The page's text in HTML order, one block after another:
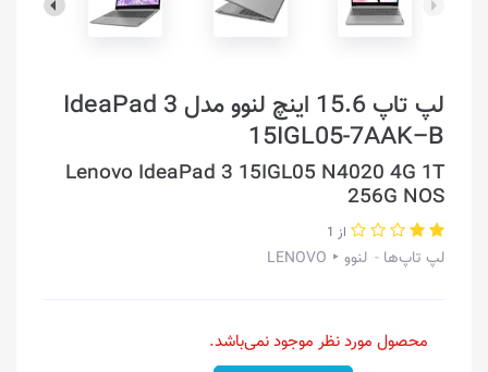
لپ تاپ 15.6 اینچ لنوو مدل IdeaPad 3
15IGL05-7AAK–B
Lenovo IdeaPad 3 15IGL05 N4020 4G 1T
256G NOS
از 1
لپ تاپ‌ها لنوو ‣ LENOVO
محصول مورد نظر موجود نمی‌باشد.